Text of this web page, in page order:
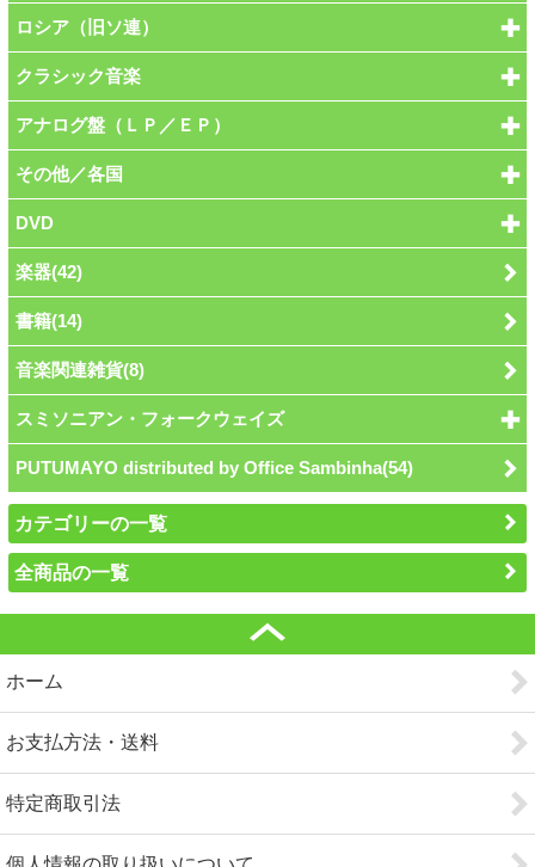
ロシア（旧ソ連）
クラシック音楽
アナログ盤（ＬＰ／ＥＰ）
その他／各国
DVD
楽器(42)
書籍(14)
音楽関連雑貨(8)
スミソニアン・フォークウェイズ
PUTUMAYO distributed by Office Sambinha(54)
カテゴリーの一覧
全商品の一覧
ホーム
お支払方法・送料
特定商取引法